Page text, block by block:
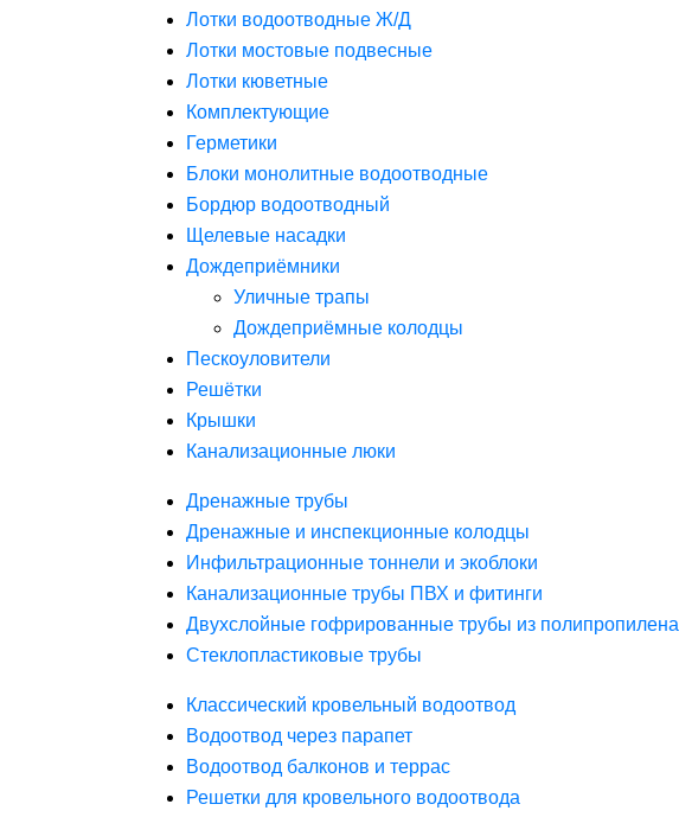
Лотки водоотводные Ж/Д
Лотки мостовые подвесные
Лотки кюветные
Комплектующие
Герметики
Блоки монолитные водоотводные
Бордюр водоотводный
Щелевые насадки
Дождеприёмники
Уличные трапы
Дождеприёмные колодцы
Пескоуловители
Решётки
Крышки
Канализационные люки
Дренажные трубы
Дренажные и инспекционные колодцы
Инфильтрационные тоннели и экоблоки
Канализационные трубы ПВХ и фитинги
Двухслойные гофрированные трубы из полипропилена
Стеклопластиковые трубы
Классический кровельный водоотвод
Водоотвод через парапет
Водоотвод балконов и террас
Решетки для кровельного водоотвода